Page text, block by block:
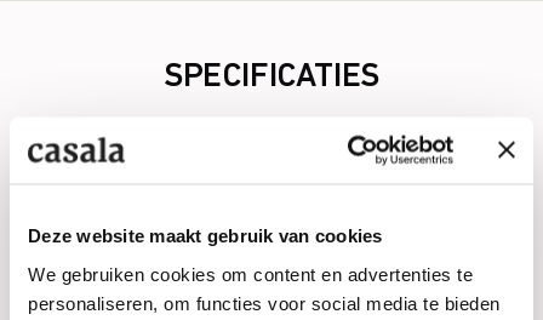
Deze website maakt gebruik van cookies
We gebruiken cookies om content en advertenties te
personaliseren, om functies voor social media te bieden
SPECIFICATIES
Materialen
Volledig gestoffeerd
Frame
Verchroomd of gepoedercoat staal met 80%